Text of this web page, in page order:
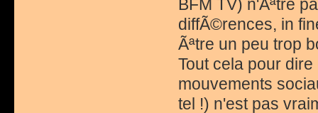
BFM TV) n'Ãªtre
diffÃ©rences, in
Ãªtre un peu trop
Tout cela pour
mouvements
tel !) n'est pas